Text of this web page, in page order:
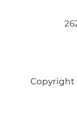
Copyright